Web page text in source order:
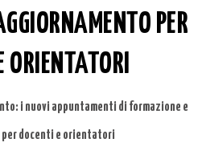
PER
ORIENTATORI
i nuovi appuntamenti di formazione e
docenti e orientatori